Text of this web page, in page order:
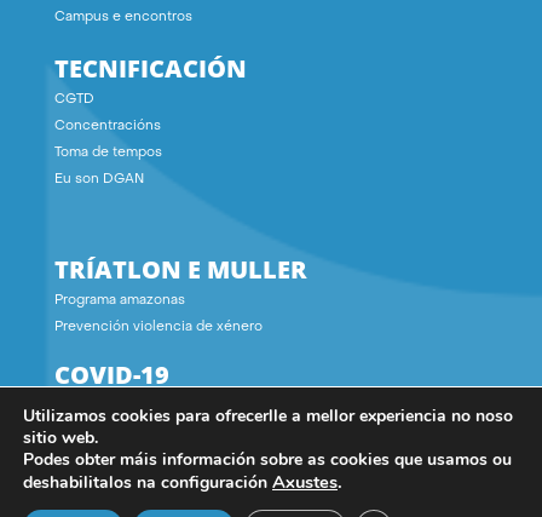
Campus e encontros
TECNIFICACIÓN
CGTD
Concentracións
Toma de tempos
Eu son DGAN
TRÍATLON E MULLER
Programa amazonas
Prevención violencia de xénero
COVID-19
CONTACTO
Utilizamos cookies para ofrecerlle a mellor experiencia no noso
sitio web.
Podes obter máis información sobre as cookies que usamos ou
deshabilitalos na configuración Axustes.